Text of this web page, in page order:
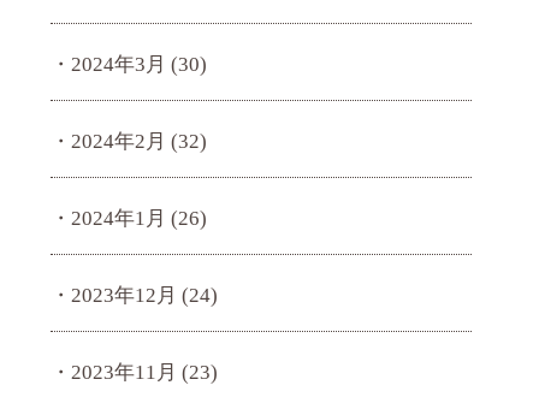
2024年3月 (30)
2024年2月 (32)
2024年1月 (26)
2023年12月 (24)
2023年11月 (23)